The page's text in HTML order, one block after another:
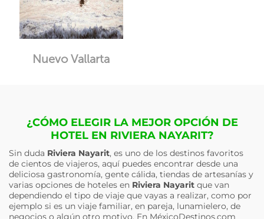
Nuevo Vallarta
¿CÓMO ELEGIR LA MEJOR OPCIÓN DE
HOTEL EN RIVIERA NAYARIT?
Sin duda Riviera Nayarit, es uno de los destinos favoritos
de cientos de viajeros, aquí puedes encontrar desde una
deliciosa gastronomía, gente cálida, tiendas de artesanías y
varias opciones de hoteles en Riviera Nayarit que van
dependiendo el tipo de viaje que vayas a realizar, como por
ejemplo si es un viaje familiar, en pareja, lunamielero, de
negocios o algún otro motivo. En MéxicoDestinos.com